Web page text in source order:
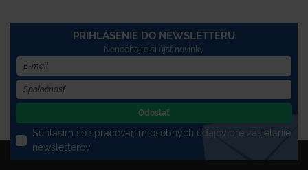
PRIHLÁSENIE DO NEWSLETTERU
Nenechajte si újsť novinky
Odoslať
Súhlasím so spracovaním osobných údajov pre zasielanie
newsletterov